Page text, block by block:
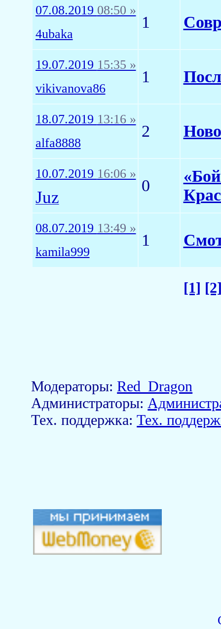
07.08.2019 08:50 »
4ubaka
1
19.07.2019 15:35 »
vikivanova86
1
18.07.2019 13:16 »
alfa8888
2
10.07.2019 16:06 »
Juz
0
08.07.2019 13:49 »
kamila999
1
[1]
Модераторы:Red_Dragon
Aдминистраторы:
Тех. поддержка:Тех.